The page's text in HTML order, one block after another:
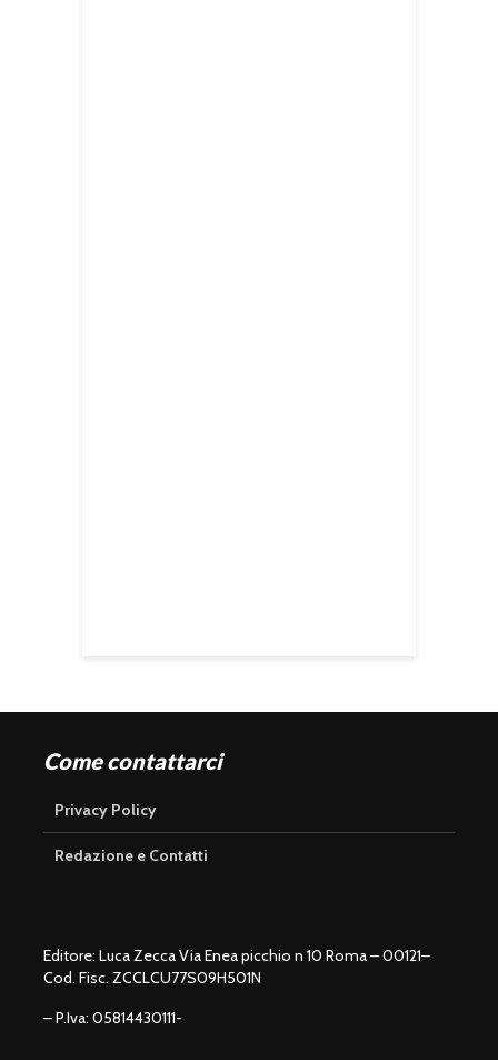
Come contattarci
Privacy Policy
Redazione e Contatti
Editore: Luca Zecca Via Enea picchio n 10 Roma – 00121–
Cod. Fisc. ZCCLCU77S09H501N
– P.Iva: 05814430111-